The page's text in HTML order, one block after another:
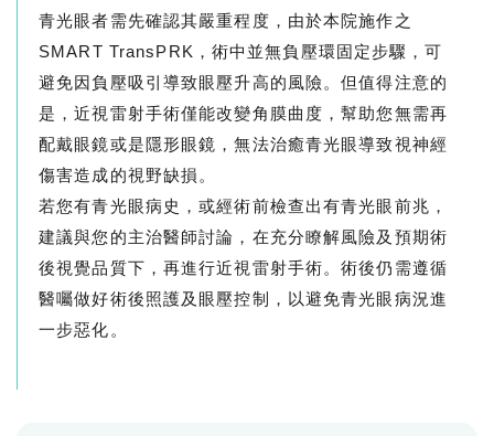
青光眼者需先確認其嚴重程度，由於本院施作之
SMART TransPRK，術中並無負壓環固定步驟，可
避免因負壓吸引導致眼壓升高的風險。但值得注意的
是，近視雷射手術僅能改變角膜曲度，幫助您無需再
配戴眼鏡或是隱形眼鏡，無法治癒青光眼導致視神經
傷害造成的視野缺損。
若您有青光眼病史，或經術前檢查出有青光眼前兆，
建議與您的主治醫師討論，在充分瞭解風險及預期術
後視覺品質下，再進行近視雷射手術。術後仍需遵循
醫囑做好術後照護及眼壓控制，以避免青光眼病況進
一步惡化。